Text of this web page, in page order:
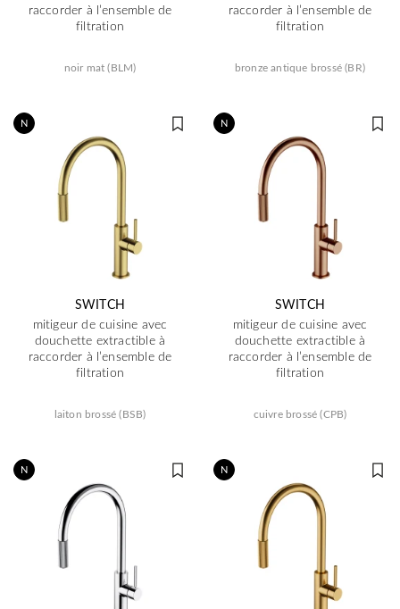
raccorder à l’ensemble de
filtration
noir mat (BLM)
raccorder à l’ensemble de
filtration
bronze antique brossé (BR)
N
SWITCH
mitigeur de cuisine avec
douchette extractible à
raccorder à l’ensemble de
filtration
laiton brossé (BSB)
N
SWITCH
mitigeur de cuisine avec
douchette extractible à
raccorder à l’ensemble de
filtration
cuivre brossé (CPB)
N N